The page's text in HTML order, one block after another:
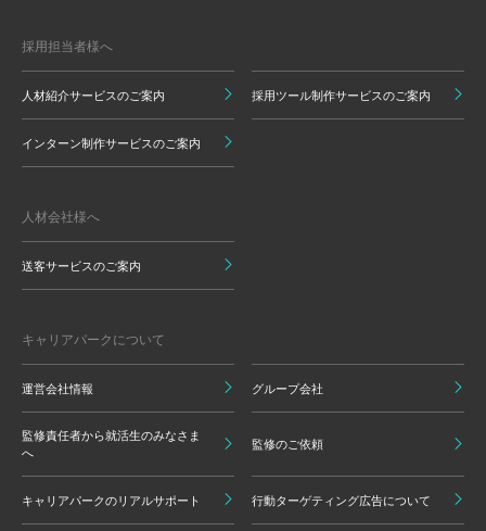
採用担当者様へ
人材紹介サービスのご案内 採用ツール制作サービスのご案内
インターン制作サービスのご案内
人材会社様へ
送客サービスのご案内
キャリアパークについて
運営会社情報 グループ会社
監修責任者から就活生のみなさま
へ
監修のご依頼
キャリアパークのリアルサポート 行動ターゲティング広告について